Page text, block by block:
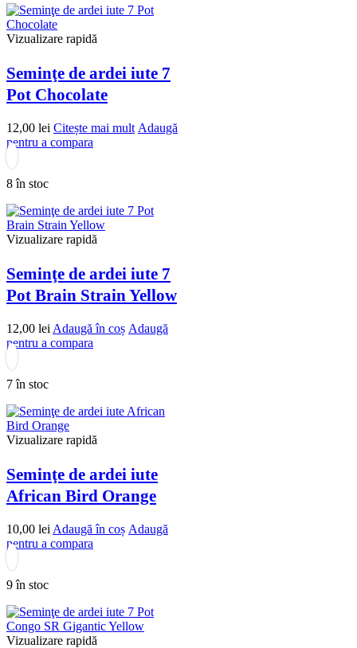
Vizualizare rapidă
Seminţe de ardei iute 7
Pot Chocolate
12,00 lei Citește mai mult Adaugă
pentru a compara
8 în stoc
Vizualizare rapidă
Seminţe de ardei iute 7
Pot Brain Strain Yellow
12,00 lei Adaugă în coș Adaugă
pentru a compara
7 în stoc
Vizualizare rapidă
Seminţe de ardei iute
African Bird Orange
10,00 lei Adaugă în coș Adaugă
pentru a compara
9 în stoc
Vizualizare rapidă